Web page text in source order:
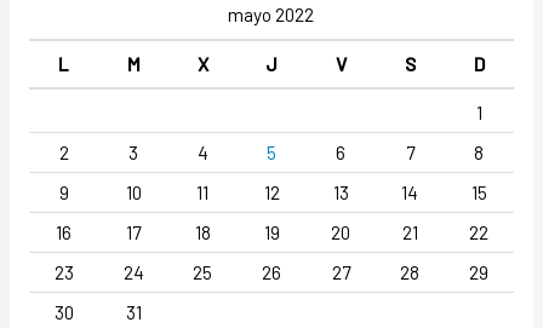
mayo 2022
L M X J V S D
1
2
3 4 5 6 7
8
9
10 11 12 13 14
15
16
17 18 19 20 21
22
23
24 25 26 27 28
29
30
31